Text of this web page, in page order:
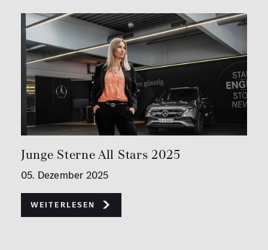
Junge Sterne All Stars 2025
05. Dezember 2025
Weiterlesen